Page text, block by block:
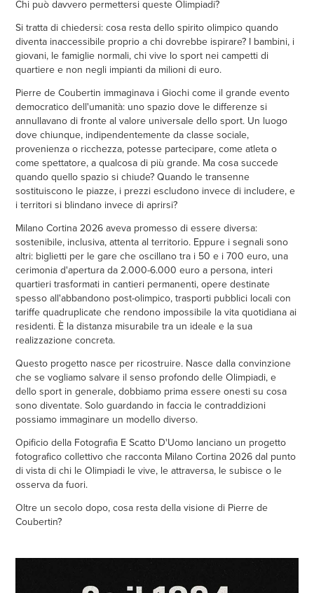
Chi può davvero permettersi queste Olimpiadi?
Si tratta di chiedersi: cosa resta dello spirito olimpico quando
diventa inaccessibile proprio a chi dovrebbe ispirare? I bambini, i
giovani, le famiglie normali, chi vive lo sport nei campetti di
quartiere e non negli impianti da milioni di euro.
Pierre de Coubertin immaginava i Giochi come il grande evento
democratico dell'umanità: uno spazio dove le differenze si
annullavano di fronte al valore universale dello sport. Un luogo
dove chiunque, indipendentemente da classe sociale,
provenienza o ricchezza, potesse partecipare, come atleta o
come spettatore, a qualcosa di più grande. Ma cosa succede
quando quello spazio si chiude? Quando le transenne
sostituiscono le piazze, i prezzi escludono invece di includere, e
i territori si blindano invece di aprirsi?
Milano Cortina 2026 aveva promesso di essere diversa:
sostenibile, inclusiva, attenta al territorio. Eppure i segnali sono
altri: biglietti per le gare che oscillano tra i 50 e i 700 euro, una
cerimonia d'apertura da 2.000-6.000 euro a persona, interi
quartieri trasformati in cantieri permanenti, opere destinate
spesso all'abbandono post-olimpico, trasporti pubblici locali con
tariffe quadruplicate che rendono impossibile la vita quotidiana ai
residenti. È la distanza misurabile tra un ideale e la sua
realizzazione concreta.
Questo progetto nasce per ricostruire. Nasce dalla convinzione
che se vogliamo salvare il senso profondo delle Olimpiadi, e
dello sport in generale, dobbiamo prima essere onesti su cosa
sono diventate. Solo guardando in faccia le contraddizioni
possiamo immaginare un modello diverso.
Opificio della Fotografia E Scatto D'Uomo lanciano un progetto
fotografico collettivo che racconta Milano Cortina 2026 dal punto
di vista di chi le Olimpiadi le vive, le attraversa, le subisce o le
osserva da fuori.
Oltre un secolo dopo, cosa resta della visione di Pierre de
Coubertin?